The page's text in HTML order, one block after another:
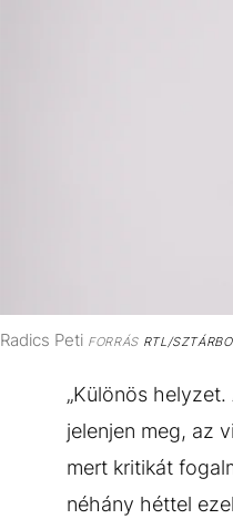
Radics Peti FORRÁSRTL/
„Különös
jelenjen meg, az
mert kritikát
néhány héttel